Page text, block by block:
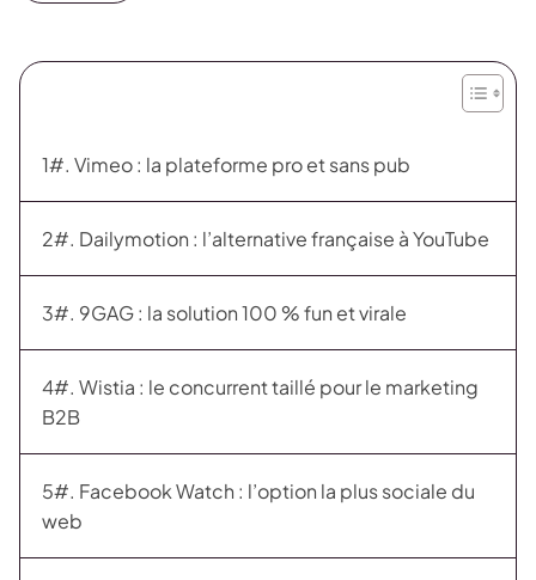
1#. Vimeo : la plateforme pro et sans pub
2#. Dailymotion : l’alternative française à YouTube
3#. 9GAG : la solution 100 % fun et virale
4#. Wistia : le concurrent taillé pour le marketing
B2B
5#. Facebook Watch : l’option la plus sociale du
web